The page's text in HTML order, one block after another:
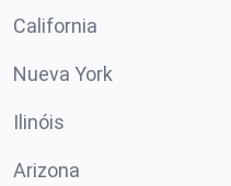
California
Nueva York
Ilinóis
Arizona